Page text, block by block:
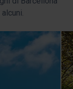
non potrai
Politica sui
su questo
cookie